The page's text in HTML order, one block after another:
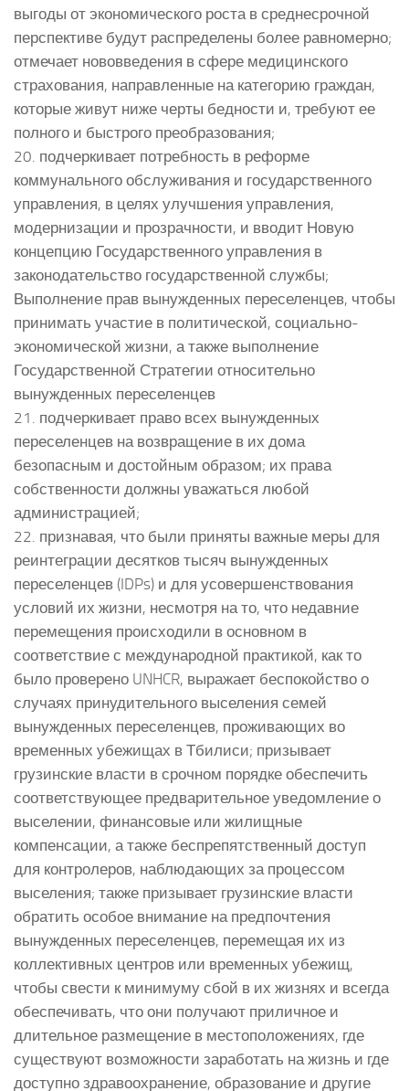
выгоды от экономического роста в среднесрочной
перспективе будут распределены более равномерно;
отмечает нововведения в сфере медицинского
страхования, направленные на категорию граждан,
которые живут ниже черты бедности и, требуют ее
полного и быстрого преобразования;
20. подчеркивает потребность в реформе
коммунального обслуживания и государственного
управления, в целях улучшения управления,
модернизации и прозрачности, и вводит Новую
концепцию Государственного управления в
законодательство государственной службы;
Выполнение прав вынужденных переселенцев, чтобы
принимать участие в политической, социально-
экономической жизни, а также выполнение
Государственной Стратегии относительно
вынужденных переселенцев
21. подчеркивает право всех вынужденных
переселенцев на возвращение в их дома
безопасным и достойным образом; их права
собственности должны уважаться любой
администрацией;
22. признавая, что были приняты важные меры для
реинтеграции десятков тысяч вынужденных
переселенцев (IDPs) и для усовершенствования
условий их жизни, несмотря на то, что недавние
перемещения происходили в основном в
соответствие с международной практикой, как то
было проверено UNHCR, выражает беспокойство о
случаях принудительного выселения семей
вынужденных переселенцев, проживающих во
временных убежищах в Тбилиси; призывает
грузинские власти в срочном порядке обеспечить
соответствующее предварительное уведомление о
выселении, финансовые или жилищные
компенсации, а также беспрепятственный доступ
для контролеров, наблюдающих за процессом
выселения; также призывает грузинские власти
обратить особое внимание на предпочтения
вынужденных переселенцев, перемещая их из
коллективных центров или временных убежищ,
чтобы свести к минимуму сбой в их жизнях и всегда
обеспечивать, что они получают приличное и
длительное размещение в местоположениях, где
существуют возможности заработать на жизнь и где
доступно здравоохранение, образование и другие